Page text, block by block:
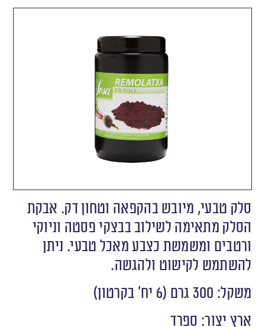
סלק טבעי, מיובש בהקפאה וטחון דק. אבקת
הסלק מתאימה לשילוב בבצקי פסטה וניוקי
ורטבים ומשמשת כצבע מאכל טבעי. ניתן
להשתמש לקישוט ולהגשה.
משקל: 300 גרם (6 יח' בקרטון)
ארץ יצור: ספרד